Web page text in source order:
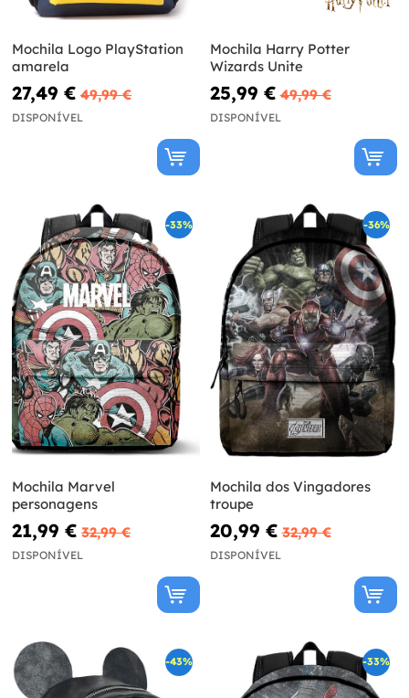
Mochila Logo PlayStation
amarela
27,49 € 49,99 €
DISPONÍVEL
Mochila Harry Potter
Wizards Unite
25,99 € 49,99 €
DISPONÍVEL
-33%
Mochila Marvel
personagens
21,99 € 32,99 €
DISPONÍVEL
-36%
Mochila dos Vingadores
troupe
20,99 € 32,99 €
DISPONÍVEL
-43% -33%